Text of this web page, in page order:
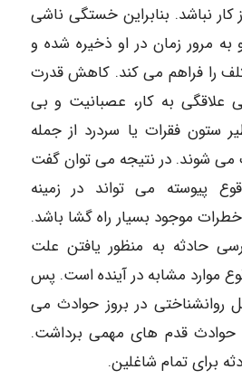
نباشد. بنابراین خستگی ناشی
به مرور زمان در او ذخیره شده و
را فراهم می کند. کاهش قدرت
علاقگی به کار، عصبانیت و بی
ستون فقرات یا سردرد از جمله
می شوند. در نتیجه می توان گفت
پیوسته می تواند در زمینه
موجود بسیار راه گشا باشد.
حادثه به منظور یافتن علت
موارد مشابه در آینده است. پس
روانشناختی در بروز حوادث می
قدم های مهمی برداشت.
برای تمام شاغلین.